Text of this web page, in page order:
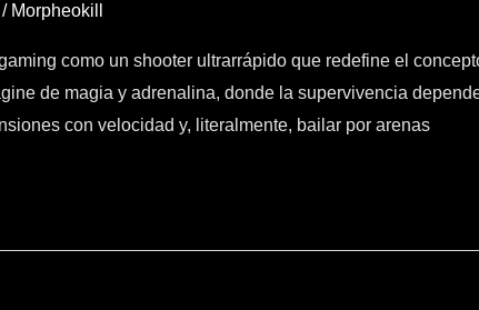
Morpheokill
como un shooter ultrarrápido que redefine el
de magia y adrenalina, donde la supervivencia
con velocidad y, literalmente, bailar por arenas